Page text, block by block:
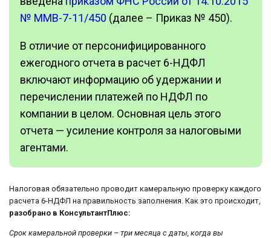
№ ММВ-7-11/450 (далее – Приказ № 450).
В отличие от персонифицированного
ежегодного отчета в расчет 6-НДФЛ
включают информацию об удержании и
перечислении платежей по НДФЛ по
компании в целом. Основная цель этого
отчета — усиление контроля за налоговыми
агентами.
Налоговая обязательно проводит камеральную проверку каждого
расчета 6-НДФЛ на правильность заполнения. Как это происходит,
разобрано в КонсультантПлюс:
Срок камеральной проверки – три месяца с даты, когда вы